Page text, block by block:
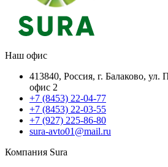
Наш офис
413840, Россия, г. Балаково,
офис 2
+7 (8453) 22-04-77
+7 (8453) 22-03-55
+7 (927) 225-86-80
sura-avto01@mail.ru
Компания Sura